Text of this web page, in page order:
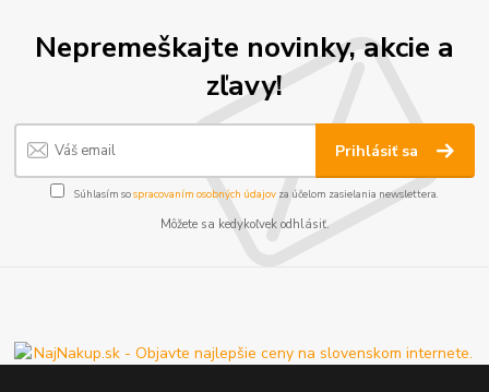
Nepremeškajte novinky, akcie a
zľavy!
Prihlásiť sa
Súhlasím sospracovaním osobných údajov za účelom zasielania newslettera.
Môžete sa kedykoľvek odhlásiť.